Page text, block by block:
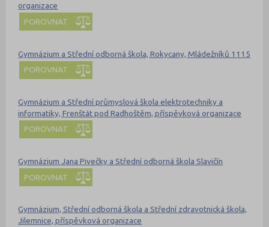
organizace
POROVNAT
Gymnázium a Střední odborná škola, Rokycany, Mládežníků 1115
POROVNAT
Gymnázium a Střední průmyslová škola elektrotechniky a
informatiky, Frenštát pod Radhoštěm, příspěvková organizace
POROVNAT
Gymnázium Jana Pivečky a Střední odborná škola Slavičín
POROVNAT
Gymnázium, Střední odborná škola a Střední zdravotnická škola,
Jilemnice, příspěvková organizace